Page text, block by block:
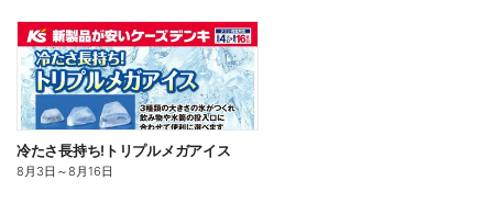
冷たさ長持ち!トリプルメガアイス
8月3日 ～8月16日